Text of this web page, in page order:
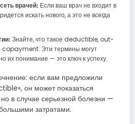
врачей: Если ваш врач не входит в
искать нового, а это не всегда
Знайте, что такое deductible, out-
Эти термины могут
их понимание — это ключ к успеху.
если вам предложили
он может показаться
в случае серьезной болезни —
затратами.